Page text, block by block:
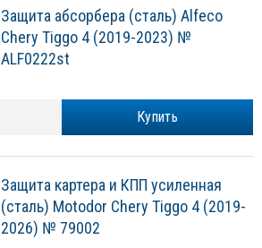
Защита абсорбера (сталь) Alfeco
Chery Tiggo 4 (2019-2023) №
ALF0222st
Купить
Защита картера и КПП усиленная
(сталь) Motodor Chery Tiggo 4 (2019-
2026) № 79002